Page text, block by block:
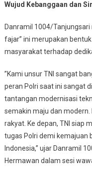
Wujud Kebanggaan dan
​Danramil 1004/Tanjungsari
fajar” ini merupakan
masyarakat terhadap
​”Kami unsur TNI sangat
peran Polri saat ini sangat
tantangan modernisasi
semakin maju dan
rakyat. Ke depan, TNI siap
tugas Polri demi kemajuan
Indonesia,” ujar Danramil
Hermawan dalam sesi